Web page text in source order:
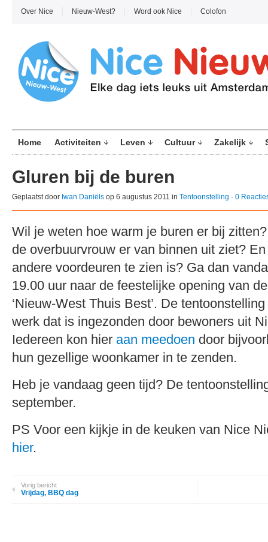
Over Nice Nieuw-West? Word ook Nice Colofon
Home Activiteiten Leven Cultuur Zakelijk
Gluren bij de buren
Geplaatst door Iwan Daniëls op 6 augustus 2011 in Tentoonstelling · 0
Wil je weten hoe warm je buren er bij
de overbuurvrouw er van binnen uit ziet?
andere voordeuren te zien is? Ga dan
19.00 uur naar de feestelijke opening van
‘Nieuw-West Thuis Best’. De
werk dat is ingezonden door bewoners uit
Iedereen kon hier aan meedoen door
hun gezellige woonkamer in te zenden.
Heb je vandaag geen tijd? De
september.
PS Voor een kijkje in de keuken van Nice
hier.
Vorig bericht
Vrijdag, BBQ dag